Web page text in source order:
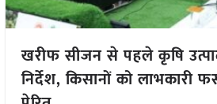
खरीफ सीजन से पहले कृषि
निर्देश, किसानों को